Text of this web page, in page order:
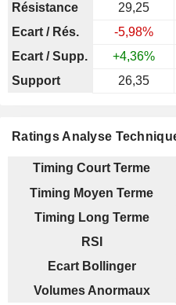
Résistance
29,25
Ecart / Rés.
-5,98%
Ecart / Supp.
+4,36%
Support
26,35
Ratings Analyse
Timing Court Terme
Timing Moyen Terme
Timing Long Terme
RSI
Ecart Bollinger
Volumes Anormaux